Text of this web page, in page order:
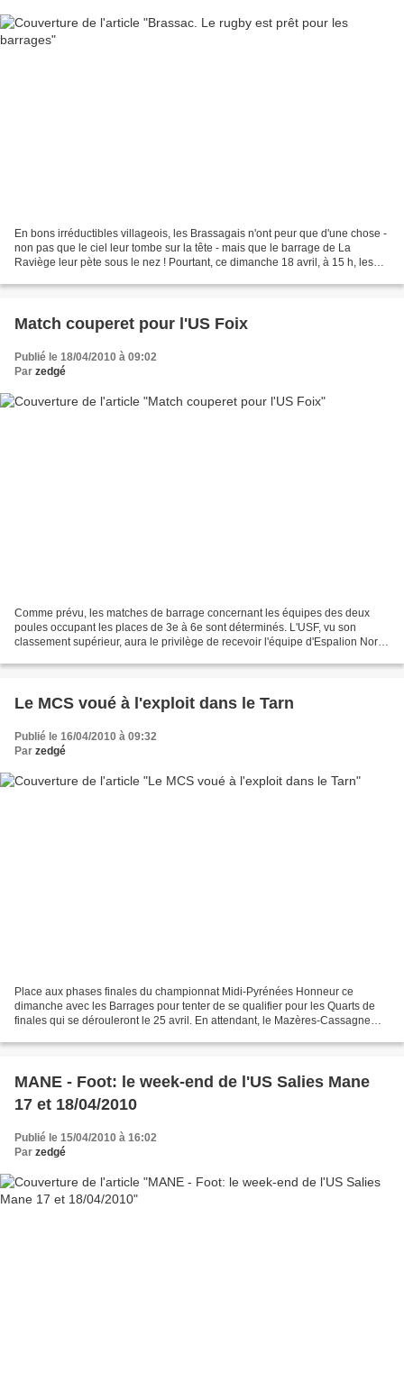
En bons irréductibles villageois, les Brassagais n'ont peur que d'une chose -
non pas que le ciel leur tombe sur la tête - mais que le barrage de La
Raviège leur pète sous le nez ! Pourtant, ce dimanche 18 avril, à 15 h, les
Match couperet pour l'US Foix
Publié le 18/04/2010 à 09:02
Par zedgé
Comme prévu, les matches de barrage concernant les équipes des deux
poules occupant les places de 3e à 6e sont déterminés. L'USF, vu son
classement supérieur, aura le privilège de recevoir l'équipe d'Espalion Nord-
Le MCS voué à l'exploit dans le Tarn
Publié le 16/04/2010 à 09:32
Par zedgé
Place aux phases finales du championnat Midi-Pyrénées Honneur ce
dimanche avec les Barrages pour tenter de se qualifier pour les Quarts de
finales qui se dérouleront le 25 avril. En attendant, le Mazères-Cassagne
MANE - Foot: le week-end de l'US Salies Mane
17 et 18/04/2010
Publié le 15/04/2010 à 16:02
Par zedgé